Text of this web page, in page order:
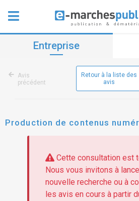
Entreprise
Avis
précédent
Retour à la liste des
avis
Production de contenus
Cette consultation est
Nous vous invitons à
nouvelle recherche ou à
les avis en cours à partir